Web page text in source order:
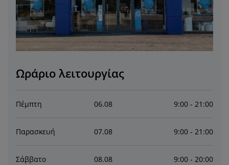
κρεβάτια
Ωράριο λειτουργίας
Πέμπτη 06.08 9:00 - 21:00
Παρασκευή 07.08 9:00 - 21:00
Σάββατο 08.08 9:00 - 20:00